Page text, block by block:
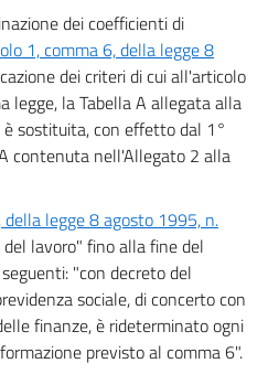
dei coefficienti di
1, comma 6, della legge 8
dei criteri di cui all'articolo
legge, la Tabella A allegata alla
è sostituita, con effetto dal 1°
contenuta nell'Allegato 2 alla
legge 8 agosto 1995, n.
lavoro" fino alla fine del
"con decreto del
sociale, di concerto con
finanze, è rideterminato ogni
previsto al comma 6".